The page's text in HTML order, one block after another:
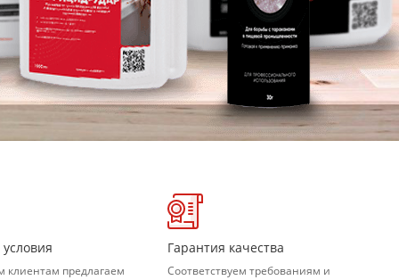
клиентам предлагаем
Гарантия качества
Соответствуем требованиям и